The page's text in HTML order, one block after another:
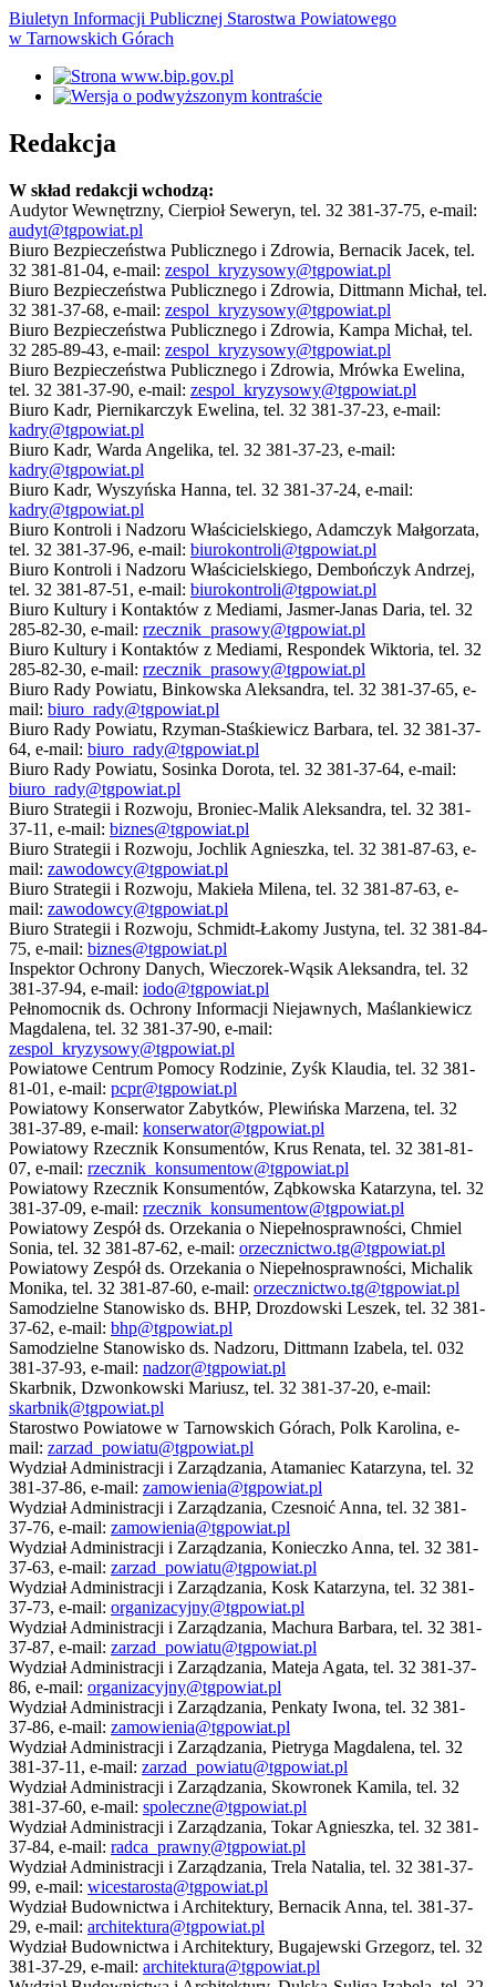
Biuletyn Informacji Publicznej Starostwa Powiatowego
w Tarnowskich Górach
Redakcja
W skład redakcji wchodzą:
Audytor Wewnętrzny, Cierpioł Seweryn, tel. 32 381-37-75, e-mail:
audyt@tgpowiat.pl
Biuro Bezpieczeństwa Publicznego i Zdrowia, Bernacik Jacek, tel.
32 381-81-04, e-mail: zespol_kryzysowy@tgpowiat.pl
Biuro Bezpieczeństwa Publicznego i Zdrowia, Dittmann Michał, tel.
32 381-37-68, e-mail: zespol_kryzysowy@tgpowiat.pl
Biuro Bezpieczeństwa Publicznego i Zdrowia, Kampa Michał, tel.
32 285-89-43, e-mail: zespol_kryzysowy@tgpowiat.pl
Biuro Bezpieczeństwa Publicznego i Zdrowia, Mrówka Ewelina,
tel. 32 381-37-90, e-mail: zespol_kryzysowy@tgpowiat.pl
Biuro Kadr, Piernikarczyk Ewelina, tel. 32 381-37-23, e-mail:
kadry@tgpowiat.pl
Biuro Kadr, Warda Angelika, tel. 32 381-37-23, e-mail:
kadry@tgpowiat.pl
Biuro Kadr, Wyszyńska Hanna, tel. 32 381-37-24, e-mail:
kadry@tgpowiat.pl
Biuro Kontroli i Nadzoru Właścicielskiego, Adamczyk Małgorzata,
tel. 32 381-37-96, e-mail: biurokontroli@tgpowiat.pl
Biuro Kontroli i Nadzoru Właścicielskiego, Dembończyk Andrzej,
tel. 32 381-87-51, e-mail: biurokontroli@tgpowiat.pl
Biuro Kultury i Kontaktów z Mediami, Jasmer-Janas Daria, tel. 32
285-82-30, e-mail: rzecznik_prasowy@tgpowiat.pl
Biuro Kultury i Kontaktów z Mediami, Respondek Wiktoria, tel. 32
285-82-30, e-mail: rzecznik_prasowy@tgpowiat.pl
Biuro Rady Powiatu, Binkowska Aleksandra, tel. 32 381-37-65, e-
mail: biuro_rady@tgpowiat.pl
Biuro Rady Powiatu, Rzyman-Staśkiewicz Barbara, tel. 32 381-37-
64, e-mail: biuro_rady@tgpowiat.pl
Biuro Rady Powiatu, Sosinka Dorota, tel. 32 381-37-64, e-mail:
biuro_rady@tgpowiat.pl
Biuro Strategii i Rozwoju, Broniec-Malik Aleksandra, tel. 32 381-
37-11, e-mail: biznes@tgpowiat.pl
Biuro Strategii i Rozwoju, Jochlik Agnieszka, tel. 32 381-87-63, e-
mail: zawodowcy@tgpowiat.pl
Biuro Strategii i Rozwoju, Makieła Milena, tel. 32 381-87-63, e-
mail: zawodowcy@tgpowiat.pl
Biuro Strategii i Rozwoju, Schmidt-Łakomy Justyna, tel. 32 381-84-
75, e-mail: biznes@tgpowiat.pl
Inspektor Ochrony Danych, Wieczorek-Wąsik Aleksandra, tel. 32
381-37-94, e-mail: iodo@tgpowiat.pl
Pełnomocnik ds. Ochrony Informacji Niejawnych, Maślankiewicz
Magdalena, tel. 32 381-37-90, e-mail:
zespol_kryzysowy@tgpowiat.pl
Powiatowe Centrum Pomocy Rodzinie, Zyśk Klaudia, tel. 32 381-
81-01, e-mail: pcpr@tgpowiat.pl
Powiatowy Konserwator Zabytków, Plewińska Marzena, tel. 32
381-37-89, e-mail: konserwator@tgpowiat.pl
Powiatowy Rzecznik Konsumentów, Krus Renata, tel. 32 381-81-
07, e-mail: rzecznik_konsumentow@tgpowiat.pl
Powiatowy Rzecznik Konsumentów, Ząbkowska Katarzyna, tel. 32
381-37-09, e-mail: rzecznik_konsumentow@tgpowiat.pl
Powiatowy Zespół ds. Orzekania o Niepełnosprawności, Chmiel
Sonia, tel. 32 381-87-62, e-mail: orzecznictwo.tg@tgpowiat.pl
Powiatowy Zespół ds. Orzekania o Niepełnosprawności, Michalik
Monika, tel. 32 381-87-60, e-mail: orzecznictwo.tg@tgpowiat.pl
Samodzielne Stanowisko ds. BHP, Drozdowski Leszek, tel. 32 381-
37-62, e-mail: bhp@tgpowiat.pl
Samodzielne Stanowisko ds. Nadzoru, Dittmann Izabela, tel. 032
381-37-93, e-mail: nadzor@tgpowiat.pl
Skarbnik, Dzwonkowski Mariusz, tel. 32 381-37-20, e-mail:
skarbnik@tgpowiat.pl
Starostwo Powiatowe w Tarnowskich Górach, Polk Karolina, e-
mail: zarzad_powiatu@tgpowiat.pl
Wydział Administracji i Zarządzania, Atamaniec Katarzyna, tel. 32
381-37-86, e-mail: zamowienia@tgpowiat.pl
Wydział Administracji i Zarządzania, Czesnoić Anna, tel. 32 381-
37-76, e-mail: zamowienia@tgpowiat.pl
Wydział Administracji i Zarządzania, Konieczko Anna, tel. 32 381-
37-63, e-mail: zarzad_powiatu@tgpowiat.pl
Wydział Administracji i Zarządzania, Kosk Katarzyna, tel. 32 381-
37-73, e-mail: organizacyjny@tgpowiat.pl
Wydział Administracji i Zarządzania, Machura Barbara, tel. 32 381-
37-87, e-mail: zarzad_powiatu@tgpowiat.pl
Wydział Administracji i Zarządzania, Mateja Agata, tel. 32 381-37-
86, e-mail: organizacyjny@tgpowiat.pl
Wydział Administracji i Zarządzania, Penkaty Iwona, tel. 32 381-
37-86, e-mail: zamowienia@tgpowiat.pl
Wydział Administracji i Zarządzania, Pietryga Magdalena, tel. 32
381-37-11, e-mail: zarzad_powiatu@tgpowiat.pl
Wydział Administracji i Zarządzania, Skowronek Kamila, tel. 32
381-37-60, e-mail: spoleczne@tgpowiat.pl
Wydział Administracji i Zarządzania, Tokar Agnieszka, tel. 32 381-
37-84, e-mail: radca_prawny@tgpowiat.pl
Wydział Administracji i Zarządzania, Trela Natalia, tel. 32 381-37-
99, e-mail: wicestarosta@tgpowiat.pl
Wydział Budownictwa i Architektury, Bernacik Anna, tel. 381-37-
29, e-mail: architektura@tgpowiat.pl
Wydział Budownictwa i Architektury, Bugajewski Grzegorz, tel. 32
381-37-29, e-mail: architektura@tgpowiat.pl